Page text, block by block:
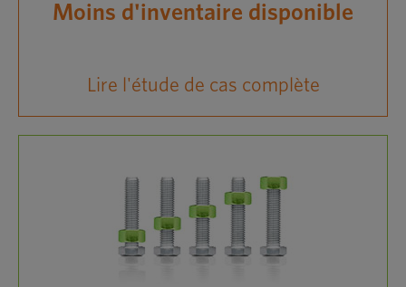
Moins d'inventaire disponible
Lire l'étude de cas complète